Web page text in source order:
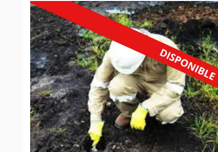
Curso
de
Especialización
Remediación
de
Suelos
Contaminados
por
Hidrocarburos